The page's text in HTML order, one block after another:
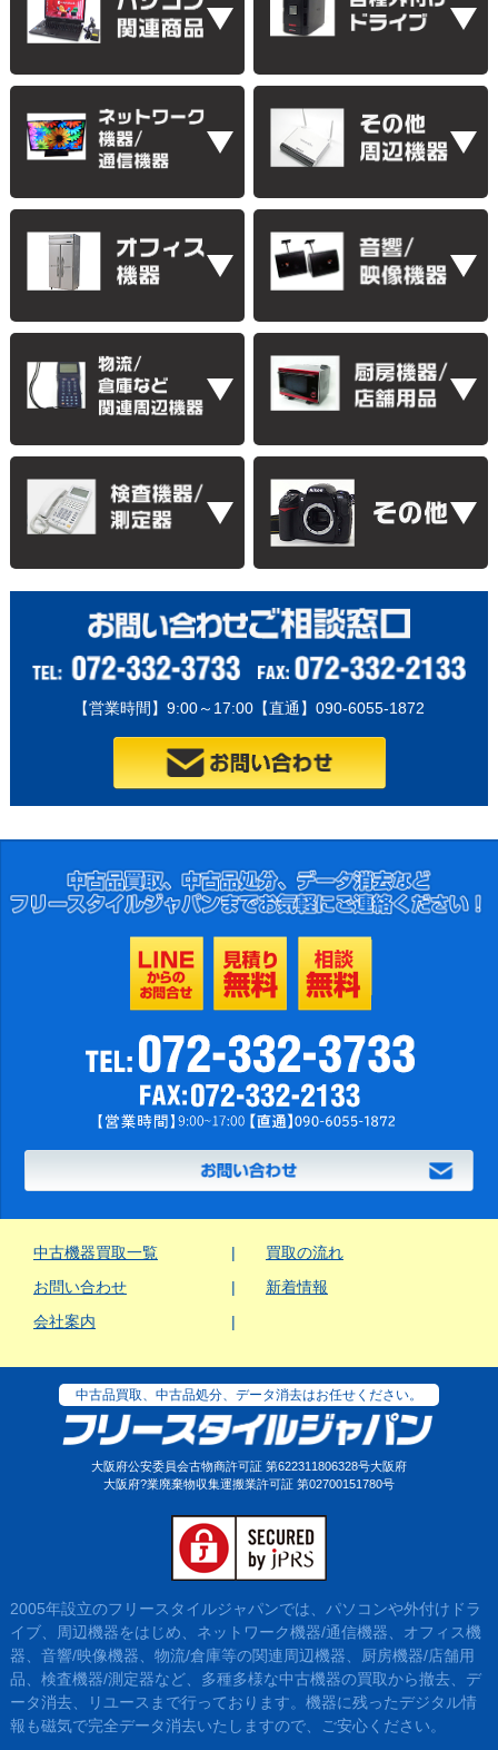
【営業時間】9:00～17:00【直通】090-6055-1872
中古機器買取一覧
買取の流れ
お問い合わせ
新着情報
会社案内
中古品買取、中古品処分、データ消去はお任せください。
大阪府公安委員会古物商許可証 第622311806328号大阪府
大阪府?業廃棄物収集運搬業許可証 第02700151780号
2005年設立のフリースタイルジャパンでは、パソコンや外付けドラ
イブ、周辺機器をはじめ、ネットワーク機器/通信機器、オフィス機
器、音響/映像機器、物流/倉庫等の関連周辺機器、厨房機器/店舗用
品、検査機器/測定器など、多種多様な中古機器の買取から撤去、デ
ータ消去、リユースまで行っております。機器に残ったデジタル情
報も磁気で完全データ消去いたしますので、ご安心ください。